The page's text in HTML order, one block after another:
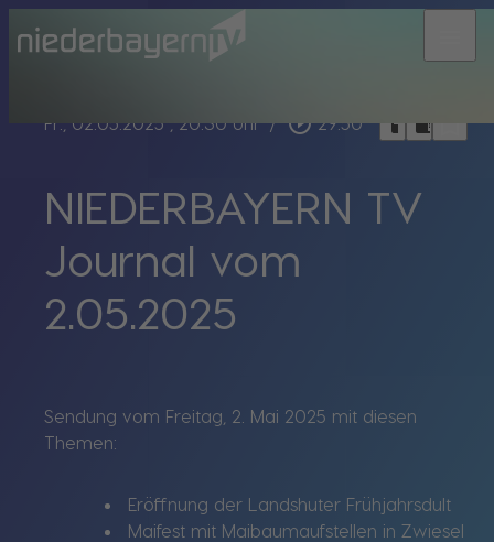
Fr., 02.05.2025, 20:30 Uhr / play_circle_outline 29:50 headphones chrome_reader_mode
NIEDERBAYERN TV
Journal vom
2.05.2025
Sendung vom Freitag, 2. Mai 2025 mit diesen
Themen:
Eröffnung der Landshuter Frühjahrsdult
Maifest mit Maibaumaufstellen in Zwiesel